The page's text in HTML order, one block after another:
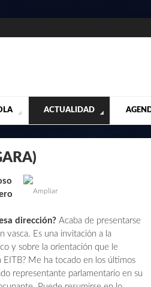
¡VUELA ALTO RUBÉN!
MATERIAL SEGUNDA
ACTUALIDAD
DESTACADOS
Ampliar
dirección? Acaba de presentarse
vasca. Es una invitación a la
y sobre la orientación que le
EITB? Me ha tocado en los últimos
representante parlamentario en su